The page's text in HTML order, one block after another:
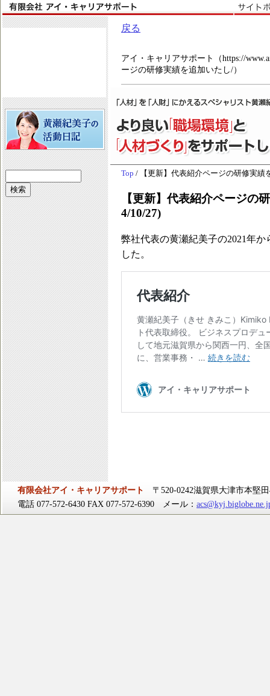
戻る
アイ・キャリアサポート（https://
ージの研修実績を追加いたし/）
Top / 【更新】代表紹介ページの研修実績
【更新】代表紹介ページの
4/10/27)
弊社代表の黄瀬紀美子の2021年
した。
有限会社アイ・キャリアサポート
〒520-0242滋賀県大津市本堅
電話 077-572-6430 FAX 077-572-6390 メール：